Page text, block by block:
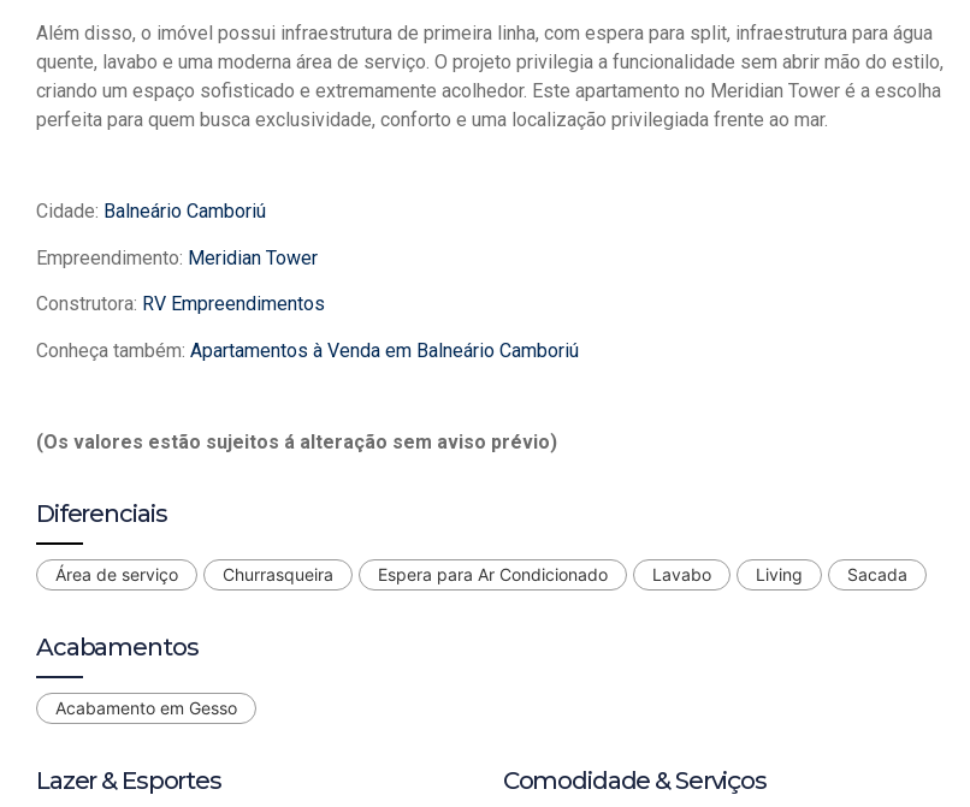
Além disso, o imóvel possui infraestrutura de primeira linha, com espera para split, infraestrutura para água
quente, lavabo e uma moderna área de serviço. O projeto privilegia a funcionalidade sem abrir mão do estilo,
criando um espaço sofisticado e extremamente acolhedor. Este apartamento no Meridian Tower é a escolha
perfeita para quem busca exclusividade, conforto e uma localização privilegiada frente ao mar.
Cidade: Balneário Camboriú
Empreendimento: Meridian Tower
Construtora: RV Empreendimentos
Conheça também: Apartamentos à Venda em Balneário Camboriú
(Os valores estão sujeitos á alteração sem aviso prévio)
Diferenciais
Área de serviço Churrasqueira Espera para Ar Condicionado Lavabo Living Sacada
Acabamentos
Acabamento em Gesso
Lazer & Esportes Comodidade & Serviços